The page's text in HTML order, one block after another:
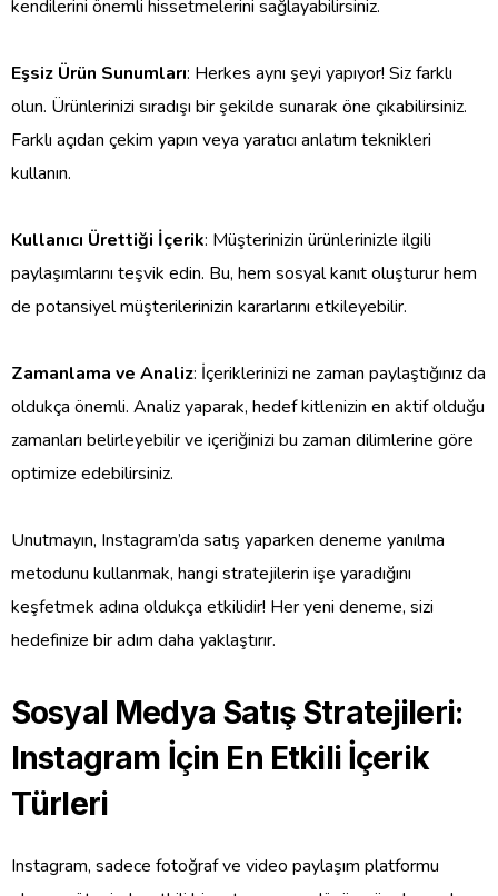
kendilerini önemli hissetmelerini sağlayabilirsiniz.
Eşsiz Ürün Sunumları: Herkes aynı şeyi yapıyor! Siz farklı
olun. Ürünlerinizi sıradışı bir şekilde sunarak öne çıkabilirsiniz.
Farklı açıdan çekim yapın veya yaratıcı anlatım teknikleri
kullanın.
Kullanıcı Ürettiği İçerik: Müşterinizin ürünlerinizle ilgili
paylaşımlarını teşvik edin. Bu, hem sosyal kanıt oluşturur hem
de potansiyel müşterilerinizin kararlarını etkileyebilir.
Zamanlama ve Analiz: İçeriklerinizi ne zaman paylaştığınız da
oldukça önemli. Analiz yaparak, hedef kitlenizin en aktif olduğu
zamanları belirleyebilir ve içeriğinizi bu zaman dilimlerine göre
optimize edebilirsiniz.
Unutmayın, Instagram’da satış yaparken deneme yanılma
metodunu kullanmak, hangi stratejilerin işe yaradığını
keşfetmek adına oldukça etkilidir! Her yeni deneme, sizi
hedefinize bir adım daha yaklaştırır.
Sosyal Medya Satış Stratejileri:
Instagram İçin En Etkili İçerik
Türleri
Instagram, sadece fotoğraf ve video paylaşım platformu